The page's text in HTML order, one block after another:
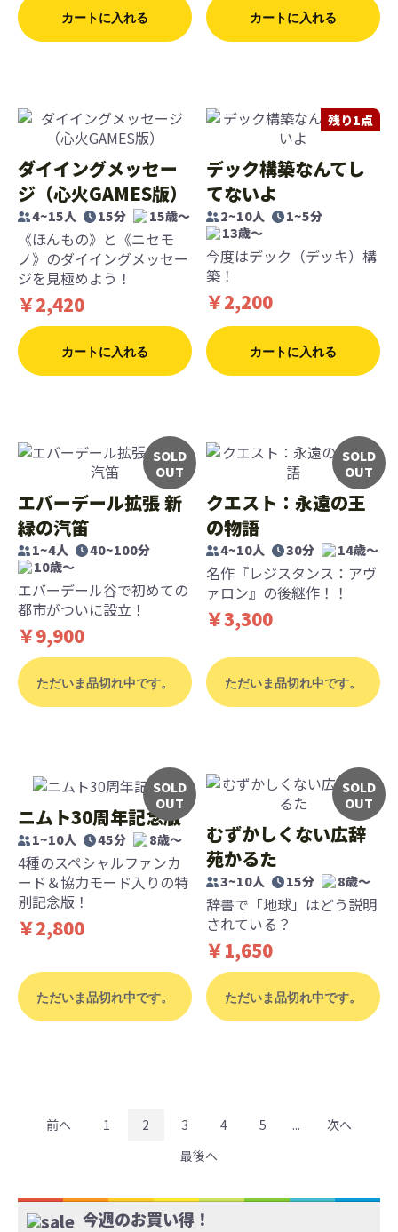
カートに入れる カートに入れる
ダイイングメッセー
ジ（心火GAMES版）
4~15人 15分 15歳〜
《ほんもの》と《ニセモ
ノ》のダイイングメッセー
ジを見極めよう！
￥2,420
カートに入れる
残り1点
デック構築なんてし
てないよ
2~10人
1~5分
13歳〜
今度はデック（デッキ）構
築！
￥2,200
カートに入れる
SOLD
OUT
エバーデール拡張 新
緑の汽笛
1~4人
40~100分
10歳〜
エバーデール谷で初めての
都市がついに設立！
￥9,900
ただいま品切れ中です。
SOLD
OUT
クエスト：永遠の王
の物語
4~10人 30分 14歳〜
名作『レジスタンス：アヴ
ァロン』の後継作！！
￥3,300
ただいま品切れ中です。
SOLD
OUT
ニムト30周年記念版
1~10人 45分 8歳〜
4種のスペシャルファンカ
ード＆協力モード入りの特
別記念版！
￥2,800
ただいま品切れ中です。
SOLD
OUT
むずかしくない広辞
苑かるた
3~10人 15分 8歳〜
辞書で「地球」はどう説明
されている？
￥1,650
ただいま品切れ中です。
前へ 1 2 3 4 5 ...
次へ
最後へ
今週のお買い得！